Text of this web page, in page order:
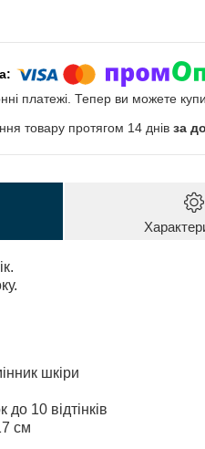
платежі. Тепер ви можете
товару протягом 14 днів за
шкіри
до 10 відтінків
см